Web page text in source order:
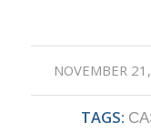
NOVEMBER /
TAGS: